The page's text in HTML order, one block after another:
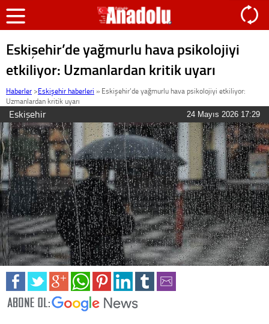
Eskişehir’de yağmurlu hava psikolojiyi
etkiliyor: Uzmanlardan kritik uyarı
Haberler >Eskişehir haberleri » Eskişehir’de yağmurlu hava psikolojiyi etkiliyor:
Uzmanlardan kritik uyarı
Eskişehir 24 Mayıs 2026 17:29